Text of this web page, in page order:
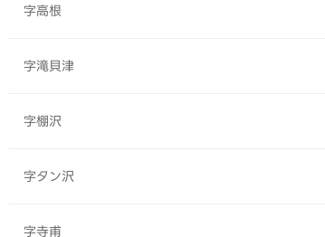
字高根
字滝貝津
字棚沢
字タン沢
字寺甫